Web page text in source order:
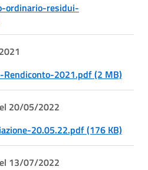
ordinario-residui-
Rendiconto-2021.pdf (2 MB)
20/05/2022
20.05.22.pdf (176 KB)
13/07/2022